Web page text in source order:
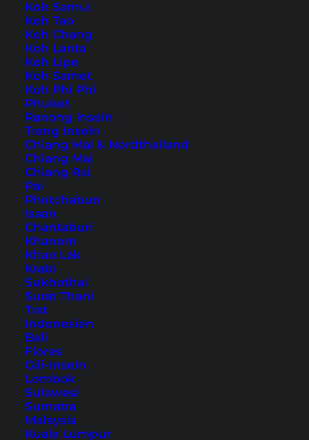
Koh Samui
Koh Tao
Koh Chang
Koh Lanta
Koh Lipe
Koh Samet
Koh Phi Phi
Phuket
Ranong Inseln
Trang Inseln
Chiang Mai & Nordthailand
Chiang Mai
Chiang Rai
Pai
Phetchabun
Isaan
Chantaburi
Khanom
Khao Lak
Krabi
Sukhothai
Surat Thani
Trat
Indonesien
Bali
Flores
Gili-Inseln
Lombok
Sulawesi
Sumatra
Malaysia
Kuala Lumpur
Die japanische Hauptstadt hat unglaublich viel
zu bieten. Tokios Sehenswürdigkeiten sind
vielfältig und verteilen sich auf etliche Viertel
der Stadt. Von bekannten Hotspots wie dem
Tokyo Skytreeoder
den verschiedensten Tempeln. Tokio ist eine
Reise wert und wir würden immer wieder
kommen!
11 Top Sehenswürdigkeiten,
die zu jeder Tokio-Reise
gehören
Inhaltsverzeichnis
Übernachtung in Tokio – unser Hoteltipp
1. Sensō-ji Tempel und Asakusa Schrein
2. Asahi Beer Hall
3. Tokyo Skytree
4. Shibuya Crossing